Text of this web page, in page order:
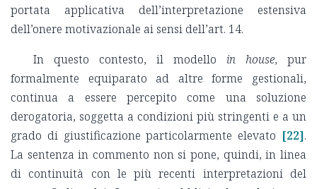
portata applicativa dell’interpretazione estensiva
dell’onere motivazionale ai sensi dell’art. 14.
In questo contesto, il modello in house, pur
formalmente equiparato ad altre forme gestionali,
continua a essere percepito come una soluzione
derogatoria, soggetta a condizioni più stringenti e a un
grado di giustificazione particolarmente elevato [22].
La sentenza in commento non si pone, quindi, in linea
di continuità con le più recenti interpretazioni del